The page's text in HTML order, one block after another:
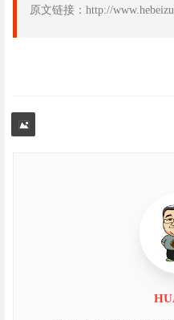
原文链接：http://